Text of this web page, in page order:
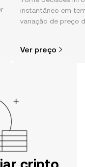
instantâneo em
variação de preço
Ver preço